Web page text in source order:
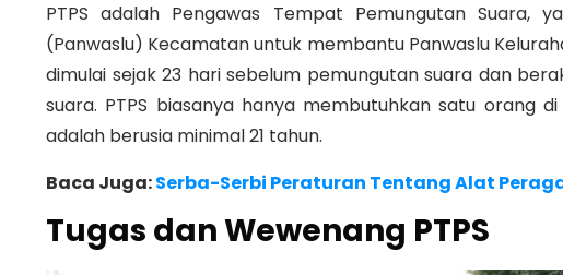
PTPS adalah Pengawas Tempat Pemungutan Suara,
(Panwaslu) Kecamatan untuk membantu Panwaslu
dimulai sejak 23 hari sebelum pemungutan suara dan
suara. PTPS biasanya hanya membutuhkan satu orang
adalah berusia minimal 21 tahun.
Baca Juga:Serba-Serbi Peraturan Tentang Alat
Tugas dan Wewenang PTPS